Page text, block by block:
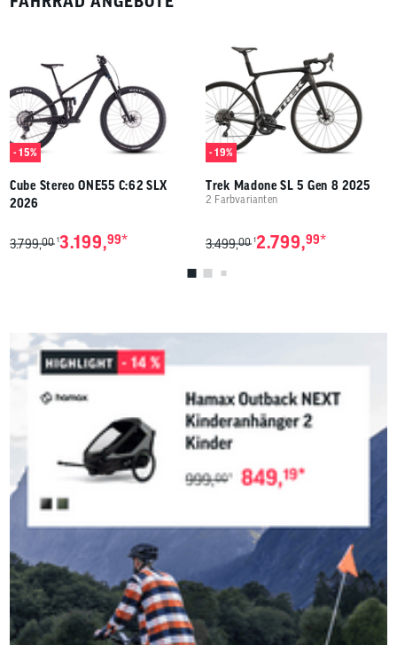
- 15%
Cube Stereo ONE55 C:62 SLX
2026
3.799,00 13.199,99*
- 19%
Trek Madone SL 5 Gen 8 2025
2 Farbvarianten
3.499,00 12.799,99*